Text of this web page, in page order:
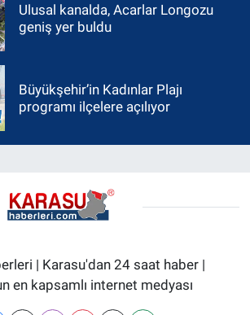
Ulusal kanalda, Acarlar Longozu
geniş yer buldu
Büyükşehir’in Kadınlar Plajı
programı ilçelere açılıyor
| Karasu'dan 24 saat haber |
en kapsamlı internet medyası